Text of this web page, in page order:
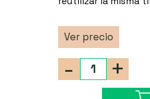
Ver precio
+
-